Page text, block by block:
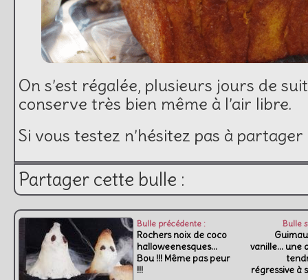
On s’est régalée, plusieurs jours de
conserve très bien même à l’air libre.
Si vous testez n’hésitez pas à
Partager cette bulle :
Bulle précédente :
Rochers noix de coco
halloweenesques…
Bou !!! Même pas peur
!!!
Bulle
vanille… une
régressive à